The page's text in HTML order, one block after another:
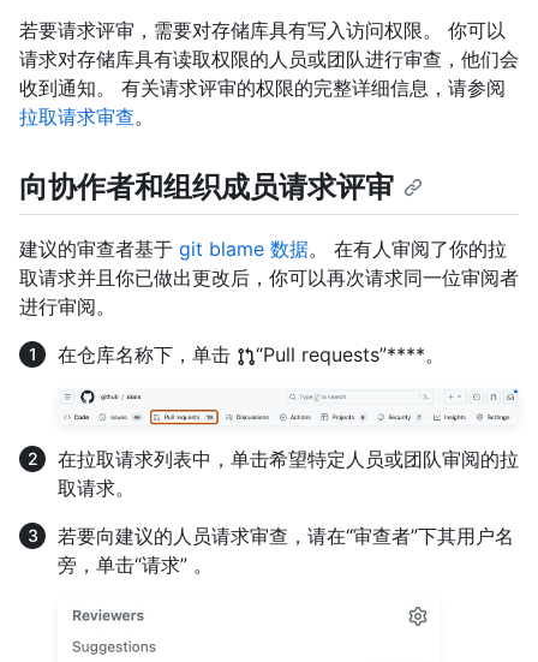
若要请求评审，需要对存储库具有写入访问权限。 你可以
请求对存储库具有读取权限的人员或团队进行审查，他们会
收到通知。 有关请求评审的权限的完整详细信息，请参阅
拉取请求审查。
向协作者和组织成员请求评审
建议的审查者基于 git blame 数据。 在有人审阅了你的拉
取请求并且你已做出更改后，你可以再次请求同一位审阅者
进行审阅。
在仓库名称下，单击
“Pull requests”****。
在拉取请求列表中，单击希望特定人员或团队审阅的拉
取请求。
若要向建议的人员请求审查，请在“审查者”下其用户名
旁，单击“请求” 。